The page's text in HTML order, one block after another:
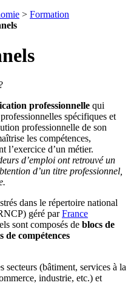
> Formation
professionnelle qui
spécifiques et
professionnelle de son
les compétences,
l’exercice d’un métier.
d’emploi ont retrouvé un
d’un titre professionnel,
dans le répertoire national
géré parFrance
sont composés de blocs de
de compétences
(bâtiment, services à la
industrie, etc.) et